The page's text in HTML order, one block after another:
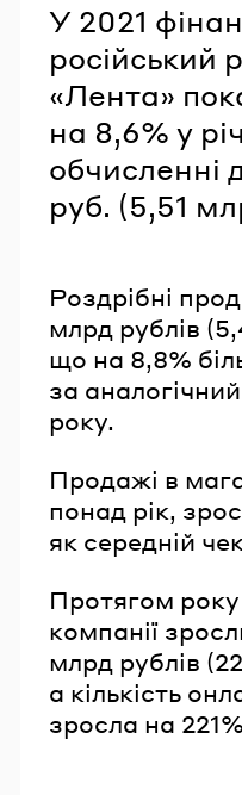
У 2021
російський
«Лента»
на 8,6% у
обчисленні
руб. (5,51
Роздрібні
млрд рублів
що на 8,8%
за
року.
Продажі в
понад рік,
як середній
Протягом
компанії
млрд рублів
а кількість
зросла на